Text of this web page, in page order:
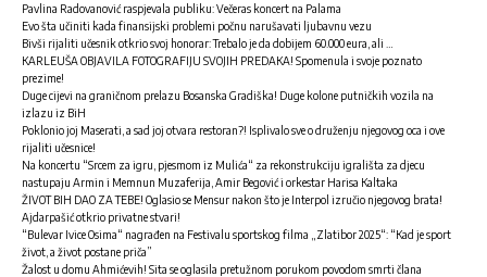
Pavlina Radovanović raspjevala publiku: Večeras koncert na Palama
Evo šta učiniti kada finansijski problemi počnu narušavati ljubavnu vezu
Bivši rijaliti učesnik otkrio svoj honorar: Trebalo je da dobijem 60.000 eura, ali …
KARLEUŠA OBJAVILA FOTOGRAFIJU SVOJIH PREDAKA! Spomenula i svoje poznato
prezime!
Duge cijevi na graničnom prelazu Bosanska Gradiška! Duge kolone putničkih vozila na
izlazu iz BiH
Poklonio joj Maserati, a sad joj otvara restoran?! Isplivalo sve o druženju njegovog oca i ove
rijaliti učesnice!
Na koncertu “Srcem za igru, pjesmom iz Mulića“ za rekonstrukciju igrališta za djecu
nastupaju Armin i Memnun Muzaferija, Amir Begović i orkestar Harisa Kaltaka
ŽIVOT BIH DAO ZA TEBE! Oglasio se Mensur nakon što je Interpol izručio njegovog brata!
Ajdarpašić otkrio privatne stvari!
“Bulevar Ivice Osima“ nagrađen na Festivalu sportskog filma „Zlatibor 2025“: “Kad je sport
život, a život postane priča”
Žalost u domu Ahmićevih! Sita se oglasila pretužnom porukom povodom smrti člana